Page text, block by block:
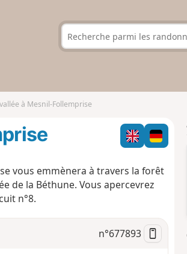
à Mesnil-Follemprise
vous emmènera à travers la forêt
de la Béthune. Vous apercevrez
n°8.
n°677893